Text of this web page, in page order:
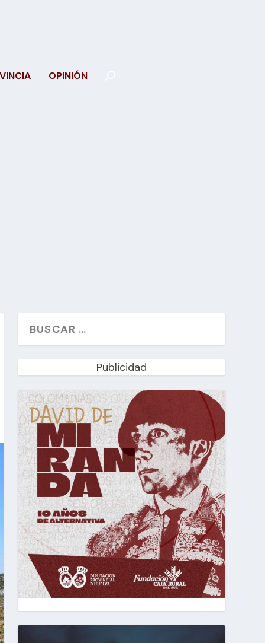
OPINIÓN
Publicidad